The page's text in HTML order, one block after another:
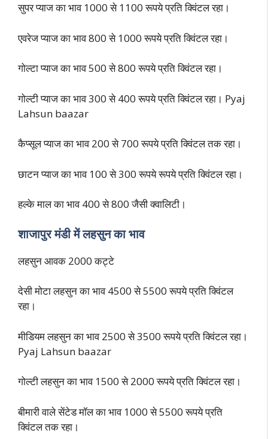
सुपर प्याज का भाव 1000 से 1100 रूपये प्रति क्विंटल रहा।
एवरेज प्याज का भाव 800 से 1000 रूपये प्रति क्विंटल रहा।
गोल्टा प्याज का भाव 500 से 800 रूपये प्रति क्विंटल रहा।
गोल्टी प्याज का भाव 300 से 400 रूपये प्रति क्विंटल रहा। Pyaj
Lahsun baazar
कैप्सूल प्याज का भाव 200 से 700 रूपये प्रति क्विंटल तक रहा।
छाटन प्याज का भाव 100 से 300 रूपये रूपये प्रति क्विंटल रहा।
हल्के माल का भाव 400 से 800 जैसी क्वालिटी।
शाजापुर मंडी में लहसुन का भाव
लहसुन आवक 2000 कट्टे
देसी मोटा लहसुन का भाव 4500 से 5500 रूपये प्रति क्विंटल
रहा।
मीडियम लहसुन का भाव 2500 से 3500 रूपये प्रति क्विंटल रहा।
Pyaj Lahsun baazar
गोल्टी लहसुन का भाव 1500 से 2000 रूपये प्रति क्विंटल रहा।
बीमारी वाले सेंटेड मॉल का भाव 1000 से 5500 रूपये प्रति
क्विंटल तक रहा।